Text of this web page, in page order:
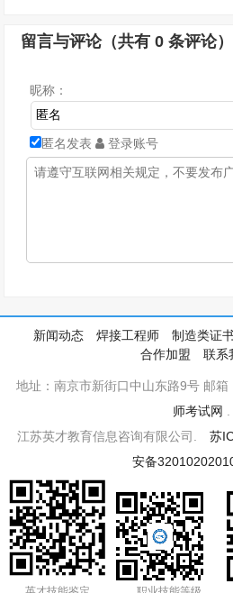
留言与评论（共有0 条评论）
昵称：
匿名发表 登录账号
新闻动态 焊接工程师 制造类证书
合作加盟
联系
地址：南京市新街口中山东路9号 邮
师考试网
江苏英才教育信息咨询有限公司. 苏
安备